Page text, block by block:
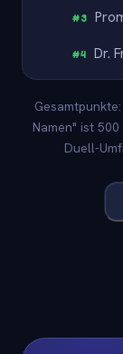
#3
#4 Dr.
Namen" ist
Duell-